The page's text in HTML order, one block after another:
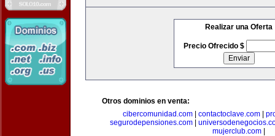
Realizar una Oferta
Precio Ofrecido $
Otros dominios en venta:
cibercomunidad.com
contactoclave.com
segurodepensiones.com
mujerclub.com